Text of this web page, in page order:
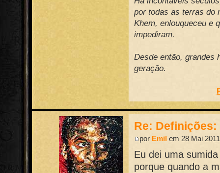
por todas as terras do
Khem, enlouqueceu e
impediram.
Desde então, grandes
geração.
Re:
por Emil em 28 Mai
Eu dei uma
porque quando a